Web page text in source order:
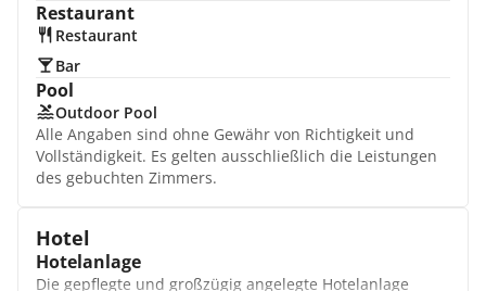
Restaurant
Restaurant
Bar
Pool
Outdoor Pool
Alle Angaben sind ohne Gewähr von Richtigkeit und
Vollständigkeit. Es gelten ausschließlich die Leistungen
des gebuchten Zimmers.
Hotel
Hotelanlage
Die gepflegte und großzügig angelegte Hotelanlage